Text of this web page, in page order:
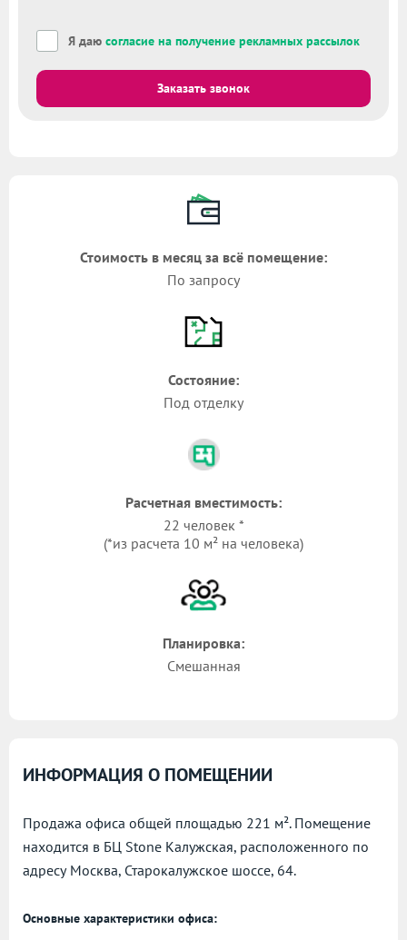
Я даю согласие на получение рекламных рассылок
Заказать звонок
Стоимость в месяц за всё помещение:
По запросу
Состояние:
Под отделку
Расчетная вместимость:
22 человек *
(*из расчета 10 м² на человека)
Планировка:
Смешанная
ИНФОРМАЦИЯ О ПОМЕЩЕНИИ
Продажа офиса общей площадью 221 м². Помещение
находится в БЦ Stone Калужская, расположенного по
адресу Москва, Старокалужское шоссе, 64.
Основные характеристики офиса: